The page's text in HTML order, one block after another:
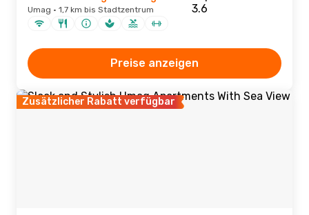
Umag · 1,7 km bis Stadtzentrum
Preise anzeigen
Zusätzlicher Rabatt verfügbar